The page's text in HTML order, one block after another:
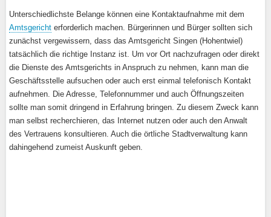
Unterschiedlichste Belange können eine Kontaktaufnahme mit dem
Amtsgericht erforderlich machen. Bürgerinnen und Bürger sollten sich
zunächst vergewissern, dass das Amtsgericht Singen (Hohentwiel)
tatsächlich die richtige Instanz ist. Um vor Ort nachzufragen oder direkt
die Dienste des Amtsgerichts in Anspruch zu nehmen, kann man die
Geschäftsstelle aufsuchen oder auch erst einmal telefonisch Kontakt
aufnehmen. Die Adresse, Telefonnummer und auch Öffnungszeiten
sollte man somit dringend in Erfahrung bringen. Zu diesem Zweck kann
man selbst recherchieren, das Internet nutzen oder auch den Anwalt
des Vertrauens konsultieren. Auch die örtliche Stadtverwaltung kann
dahingehend zumeist Auskunft geben.